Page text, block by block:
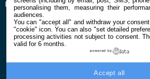
Préférences cookies
personalising them, measuring their
audiences.
You can "accept all" and withdraw your
"cookie" icon. You can also "set detailed
processing activities not subject to consent.
valid for 6 months.
powered by
Accept all